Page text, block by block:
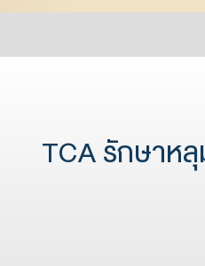
TCA รักษาห